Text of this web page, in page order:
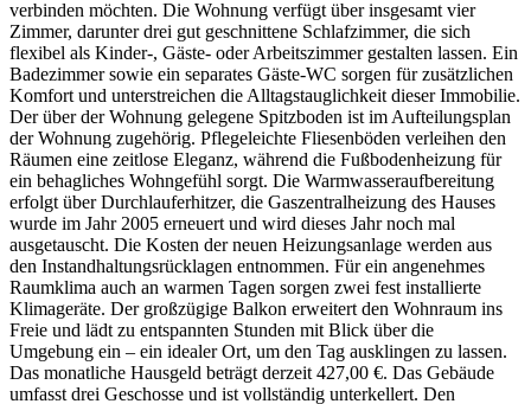
verbinden möchten. Die Wohnung verfügt über insgesamt vier
Zimmer, darunter drei gut geschnittene Schlafzimmer, die sich
flexibel als Kinder-, Gäste- oder Arbeitszimmer gestalten lassen. Ein
Badezimmer sowie ein separates Gäste-WC sorgen für zusätzlichen
Komfort und unterstreichen die Alltagstauglichkeit dieser Immobilie.
Der über der Wohnung gelegene Spitzboden ist im Aufteilungsplan
der Wohnung zugehörig. Pflegeleichte Fliesenböden verleihen den
Räumen eine zeitlose Eleganz, während die Fußbodenheizung für
ein behagliches Wohngefühl sorgt. Die Warmwasseraufbereitung
erfolgt über Durchlauferhitzer, die Gaszentralheizung des Hauses
wurde im Jahr 2005 erneuert und wird dieses Jahr noch mal
ausgetauscht. Die Kosten der neuen Heizungsanlage werden aus
den Instandhaltungsrücklagen entnommen. Für ein angenehmes
Raumklima auch an warmen Tagen sorgen zwei fest installierte
Klimageräte. Der großzügige Balkon erweitert den Wohnraum ins
Freie und lädt zu entspannten Stunden mit Blick über die
Umgebung ein – ein idealer Ort, um den Tag ausklingen zu lassen.
Das monatliche Hausgeld beträgt derzeit 427,00 €. Das Gebäude
umfasst drei Geschosse und ist vollständig unterkellert. Den